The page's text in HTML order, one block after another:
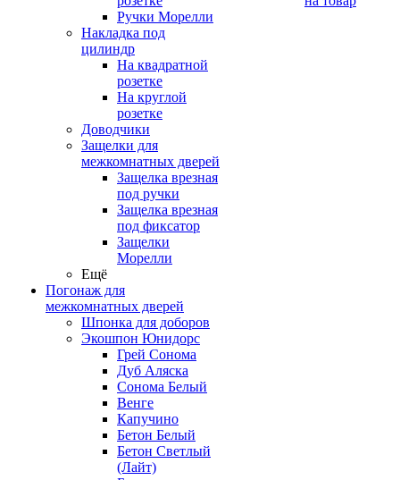
Ручки Морелли
Накладка под
цилиндр
На квадратной
розетке
На круглой
розетке
Доводчики
Защелки для
межкомнатных дверей
Защелка врезная
под ручки
Защелка врезная
под фиксатор
Защелки
Морелли
Ещё
Погонаж для
межкомнатных дверей
Шпонка для доборов
Экошпон Юнидорс
Грей Сонома
Дуб Аляска
Сонома Белый
Венге
Капучино
Бетон Белый
Бетон Светлый
(Лайт)